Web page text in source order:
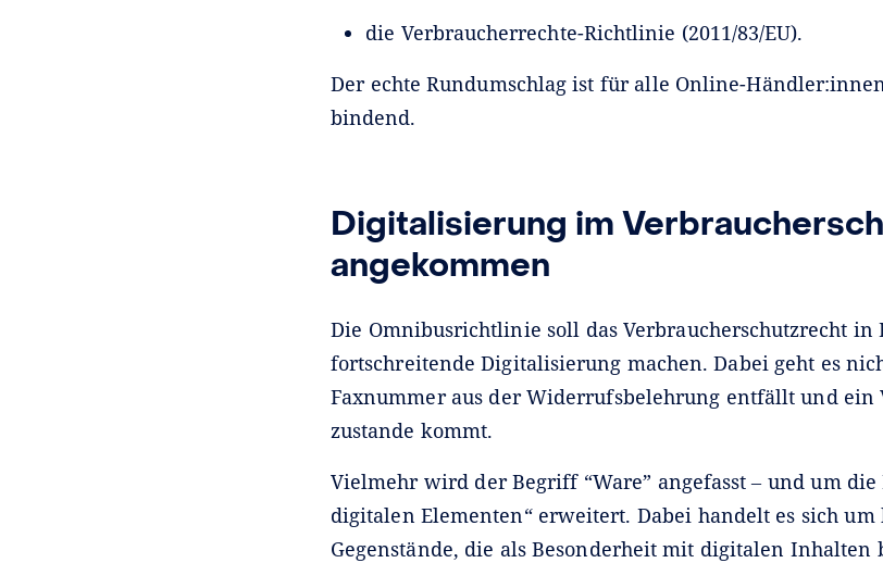
die Verbraucherrechte-Richtlinie (2011/83/EU).
Der echte Rundumschlag ist für alle Online-
bindend.
Digitalisierung im
angekommen
Die Omnibusrichtlinie soll das Verbraucherschutzrecht
fortschreitende Digitalisierung machen. Dabei geht es
Faxnummer aus der Widerrufsbelehrung entfällt und ein
zustande kommt.
Vielmehr wird der Begriff “Ware” angefasst ‒ und um
digitalen Elementen“ erweitert. Dabei handelt es sich
Gegenstände, die als Besonderheit mit digitalen Inhalten